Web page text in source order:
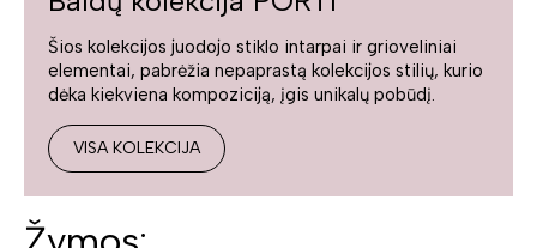
Šios kolekcijos juodojo stiklo intarpai ir grioveliniai
elementai, pabrėžia nepaprastą kolekcijos stilių, kurio
dėka kiekviena kompoziciją, įgis unikalų pobūdį.
VISA KOLEKCIJA